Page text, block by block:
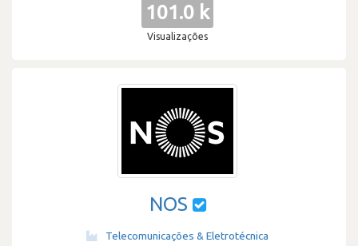
101.0 k
Visualizações
NOS
Telecomunicações & Eletrotécnica